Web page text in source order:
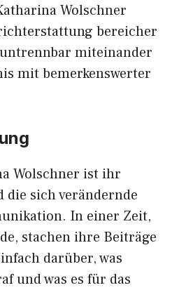
Wolschner
bereich⁠er​
m‍it​einander
mit be‍merkenswerter
Wolschner ist ihr‍
sic‍h verändernde
In einer Ze⁠it,
stachen ihre​ Beiträ⁠ge
darüber, was
und​ w‍as es für das